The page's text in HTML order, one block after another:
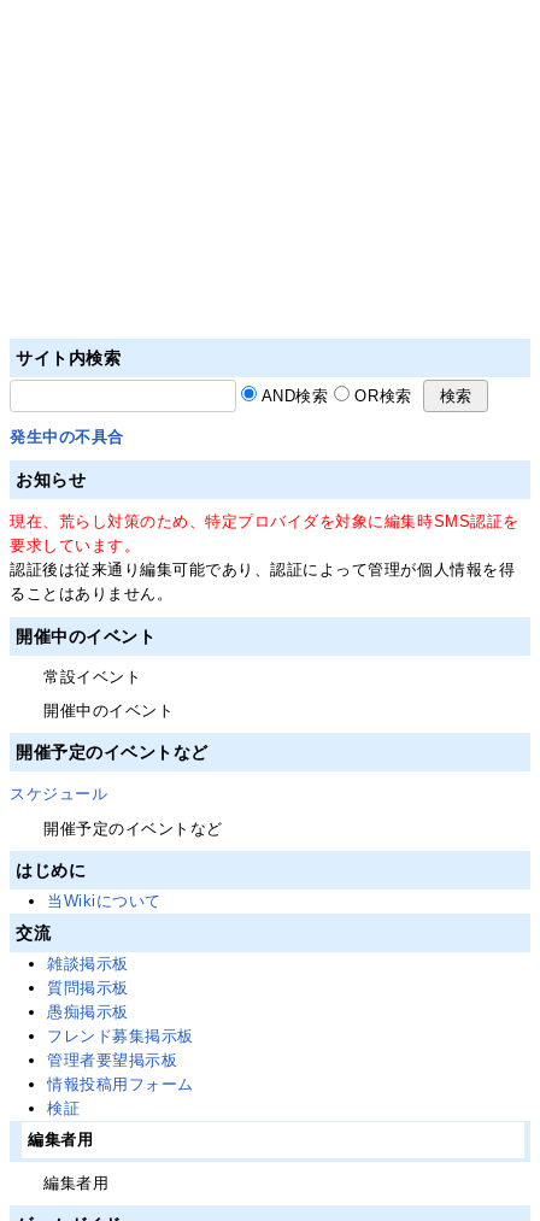
サイト内検索
AND検索 OR検索
発生中の不具合
お知らせ
現在、荒らし対策のため、特定プロバイダを対象に編集時SMS認証を
要求しています。
認証後は従来通り編集可能であり、認証によって管理が個人情報を得
ることはありません。
開催中のイベント
常設イベント
開催中のイベント
開催予定のイベントなど
スケジュール
開催予定のイベントなど
はじめに
当Wikiについて
交流
雑談掲示板
質問掲示板
愚痴掲示板
フレンド募集掲示板
管理者要望掲示板
情報投稿用フォーム
検証
編集者用
編集者用